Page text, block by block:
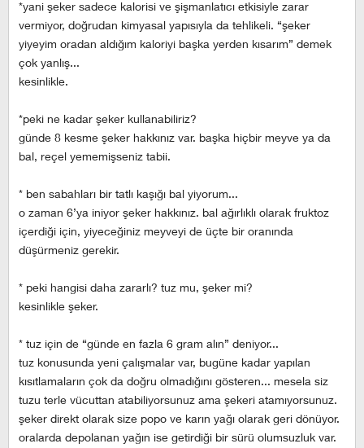
*yani şeker sadece kalorisi ve şişmanlatıcı etkisiyle zarar
vermiyor, doğrudan kimyasal yapısıyla da tehlikeli. “şeker
yiyeyim oradan aldığım kaloriyi başka yerden kısarım” demek
çok yanlış...
kesinlikle.
*peki ne kadar şeker kullanabiliriz?
günde 8 kesme şeker hakkınız var. başka hiçbir meyve ya da
bal, reçel yememişseniz tabii.
* ben sabahları bir tatlı kaşığı bal yiyorum...
o zaman 6’ya iniyor şeker hakkınız. bal ağırlıklı olarak fruktoz
içerdiği için, yiyeceğiniz meyveyi de üçte bir oranında
düşürmeniz gerekir.
* peki hangisi daha zararlı? tuz mu, şeker mi?
kesinlikle şeker.
* tuz için de “günde en fazla 6 gram alın” deniyor...
tuz konusunda yeni çalışmalar var, bugüne kadar yapılan
kısıtlamaların çok da doğru olmadığını gösteren... mesela siz
tuzu terle vücuttan atabiliyorsunuz ama şekeri atamıyorsunuz.
şeker direkt olarak size popo ve karın yağı olarak geri dönüyor.
oralarda depolanan yağın ise getirdiği bir sürü olumsuzluk var.